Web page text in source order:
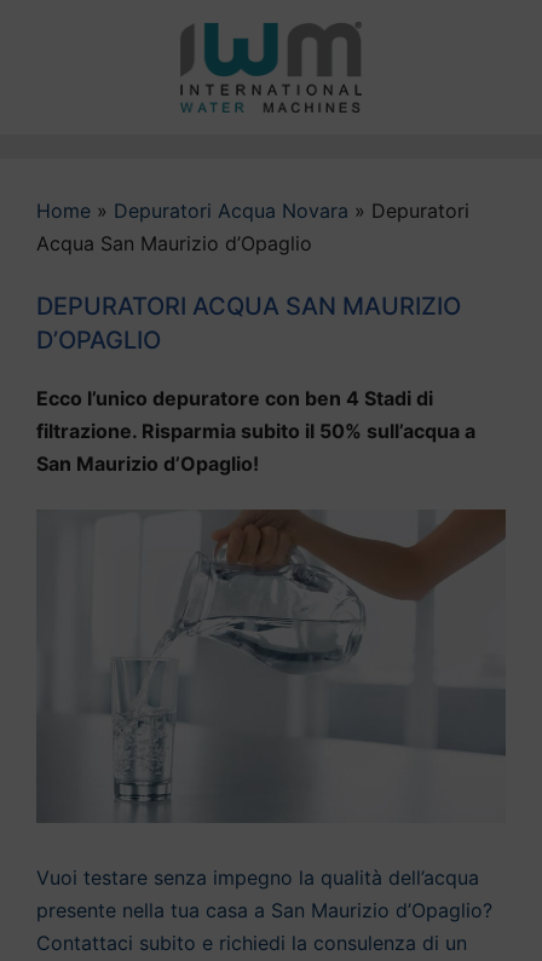
Home » Depuratori Acqua Novara » Depuratori
Acqua San Maurizio d’Opaglio
DEPURATORI ACQUA SAN MAURIZIO
D’OPAGLIO
Ecco l’unico depuratore con ben 4 Stadi di
filtrazione. Risparmia subito il 50% sull’acqua a
San Maurizio d’Opaglio!
Vuoi testare senza impegno la qualità dell’acqua
presente nella tua casa a San Maurizio d’Opaglio?
Contattaci subito e richiedi la consulenza di un